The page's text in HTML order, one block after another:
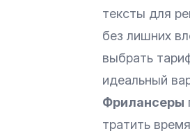
тексты для
без лишних
выбрать
идеальный
Фрилансеры
тратить